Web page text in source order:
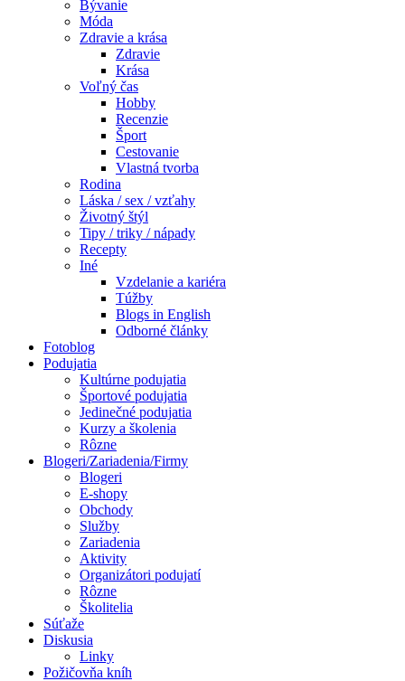
Bývanie
Móda
Zdravie a krása
Zdravie
Krása
Voľný čas
Hobby
Recenzie
Šport
Cestovanie
Vlastná tvorba
Rodina
Láska / sex / vzťahy
Životný štýl
Tipy / triky / nápady
Recepty
Iné
Vzdelanie a kariéra
Túžby
Blogs in English
Odborné články
Fotoblog
Podujatia
Kultúrne podujatia
Športové podujatia
Jedinečné podujatia
Kurzy a školenia
Rôzne
Blogeri/Zariadenia/Firmy
Blogeri
E-shopy
Obchody
Služby
Zariadenia
Aktivity
Organizátori podujatí
Rôzne
Školitelia
Súťaže
Diskusia
Linky
Požičovňa kníh